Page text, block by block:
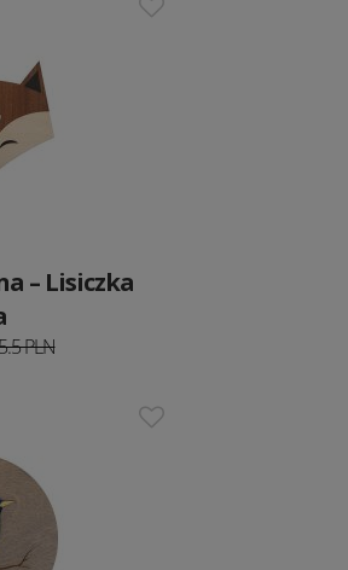
– Lisiczka
PLN